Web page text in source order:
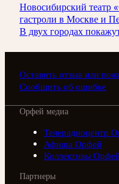
Новосибирский театр
гастроли в Москве и
В двух городах
Оставить отзыв или
Сообщить об ошибке
Орфей медиа
Телерадиоцентр
Афиша Орфей
Коллективы
Партнеры